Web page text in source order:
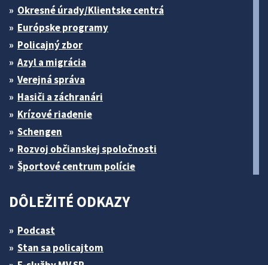
Okresné úrady/Klientske centrá
Európske programy
Policajný zbor
Azyl a migrácia
Verejná správa
Hasiči a záchranári
Krízové riadenie
Schengen
Rozvoj občianskej spoločnosti
Športové centrum polície
DÔLEŽITÉ ODKAZY
Podcast
Stan sa policajtom